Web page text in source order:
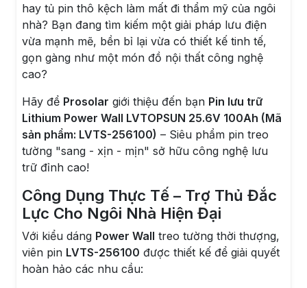
hay tủ pin thô kệch làm mất đi thẩm mỹ của ngôi
nhà? Bạn đang tìm kiếm một giải pháp lưu điện
vừa mạnh mẽ, bền bỉ lại vừa có thiết kế tinh tế,
gọn gàng như một món đồ nội thất công nghệ
cao?
Hãy để Prosolar giới thiệu đến bạn Pin lưu trữ
Lithium Power Wall LVTOPSUN 25.6V 100Ah (Mã
sản phẩm: LVTS-256100) – Siêu phẩm pin treo
tường "sang - xịn - mịn" sở hữu công nghệ lưu
trữ đỉnh cao!
Công Dụng Thực Tế – Trợ Thủ Đắc
Lực Cho Ngôi Nhà Hiện Đại
Với kiểu dáng Power Wall treo tường thời thượng,
viên pin LVTS-256100 được thiết kế để giải quyết
hoàn hảo các nhu cầu: